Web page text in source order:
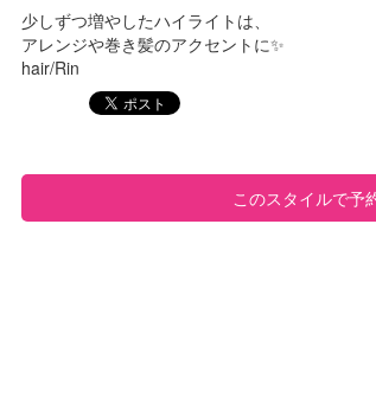
少しずつ増やしたハイライトは、
アレンジや巻き髪のアクセントに✨
hair/Rin
このスタイルで予